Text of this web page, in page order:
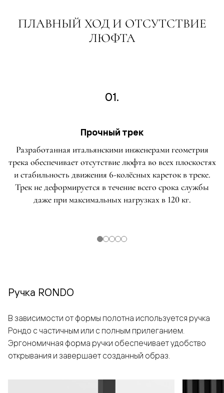
ПЛАВНЫЙ ХОД И ОТСУТСТВИЕ
ЛЮФТА
01.
Прочный трек
Разработанная итальянскими инженерами геометрия
трека обеспечивает отсутствие люфта во всех плоскостях
и стабильность движения 6-колёсных кареток в треке.
Трек не деформируется в течение всего срока службы
даже при максимальных нагрузках в 120 кг.
Ручка RONDO
В зависимости от формы полотна используется ручка
Рондо с частичным или с полным прилеганием.
Эргономичная форма ручки обеспечивает удобство
открывания и завершает созданный образ.